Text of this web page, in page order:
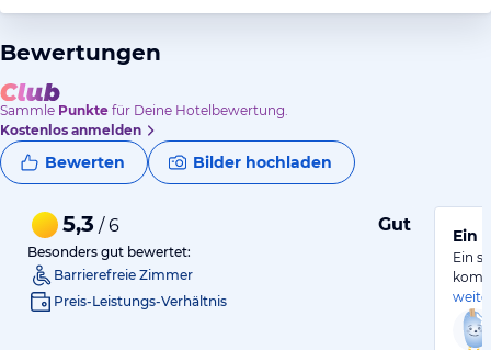
Bewertungen
Sammle Punkte für Deine Hotelbewertung.
Kostenlos anmelden
Bewerten Bilder hochladen
5,3 / 6 Gut
Besonders gut bewertet:
Barrierefreie Zimmer
Preis-Leistungs-Verhältnis
Ein
Ein